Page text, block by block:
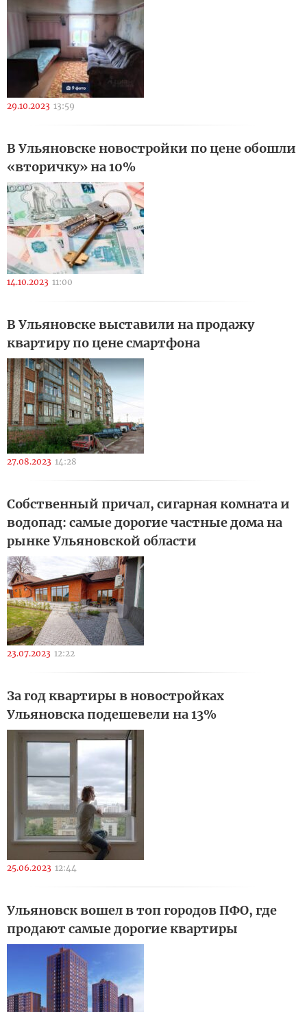
29.10.2023 13:59
В Ульяновске новостройки по цене обошли
«вторичку» на 10%
14.10.2023 11:00
В Ульяновске выставили на продажу
квартиру по цене смартфона
27.08.2023 14:28
Собственный причал, сигарная комната и
водопад: самые дорогие частные дома на
рынке Ульяновской области
23.07.2023 12:22
За год квартиры в новостройках
Ульяновска подешевели на 13%
25.06.2023 12:44
Ульяновск вошел в топ городов ПФО, где
продают самые дорогие квартиры